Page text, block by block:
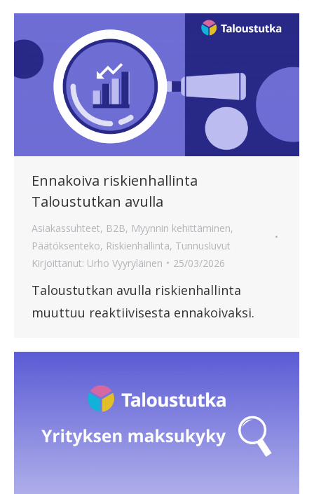
Ennakoiva riskienhallinta
Taloustutkan avulla
Asiakassuhteet, B2B, Myynnin kehittäminen,
Päätöksenteko, Riskienhallinta, Tunnusluvut
Kirjoittanut: Urho Vyyryläinen 25/03/2026
Taloustutkan avulla riskienhallinta
muuttuu reaktiivisesta ennakoivaksi.